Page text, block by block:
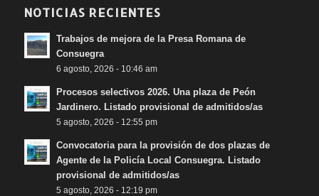
NOTICIAS RECIENTES
Trabajos de mejora de la Presa Romana de
Consuegra
6 agosto, 2026 - 10:46 am
Procesos selectivos 2026. Una plaza de Peón
Jardinero. Listado provisional de admitidos/as
5 agosto, 2026 - 12:55 pm
Convocatoria para la provisión de dos plazas de
Agente de la Policía Local Consuegra. Listado
provisional de admitidos/as
5 agosto, 2026 - 12:19 pm